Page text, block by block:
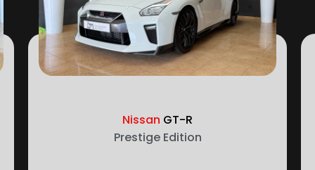
70 000 €
JeepWrangler Unlimited
2.2 CRDi Hardtop AWD Auto Sahara